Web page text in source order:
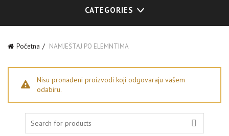
CATEGORIES
Početna NAMJEŠTAJ PO ELEMNTIMA
Nisu pronađeni proizvodi koji odgovaraju vašem
odabiru.